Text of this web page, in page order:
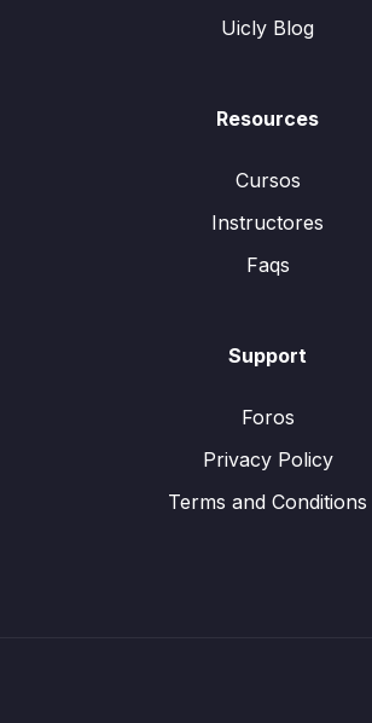
Uicly Blog
Resources
Cursos
Instructores
Faqs
Support
Foros
Privacy Policy
Terms and Conditions